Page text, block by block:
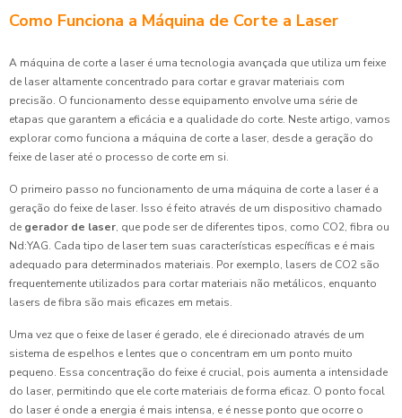
Como Funciona a Máquina de Corte a Laser
A máquina de corte a laser é uma tecnologia avançada que utiliza um feixe
de laser altamente concentrado para cortar e gravar materiais com
precisão. O funcionamento desse equipamento envolve uma série de
etapas que garantem a eficácia e a qualidade do corte. Neste artigo, vamos
explorar como funciona a máquina de corte a laser, desde a geração do
feixe de laser até o processo de corte em si.
O primeiro passo no funcionamento de uma máquina de corte a laser é a
geração do feixe de laser. Isso é feito através de um dispositivo chamado
de gerador de laser, que pode ser de diferentes tipos, como CO2, fibra ou
Nd:YAG. Cada tipo de laser tem suas características específicas e é mais
adequado para determinados materiais. Por exemplo, lasers de CO2 são
frequentemente utilizados para cortar materiais não metálicos, enquanto
lasers de fibra são mais eficazes em metais.
Uma vez que o feixe de laser é gerado, ele é direcionado através de um
sistema de espelhos e lentes que o concentram em um ponto muito
pequeno. Essa concentração do feixe é crucial, pois aumenta a intensidade
do laser, permitindo que ele corte materiais de forma eficaz. O ponto focal
do laser é onde a energia é mais intensa, e é nesse ponto que ocorre o